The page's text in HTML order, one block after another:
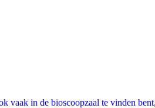
vaak in de bioscoopzaal te vinden